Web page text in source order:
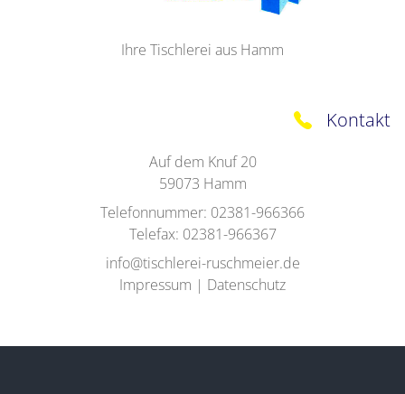
Ihre Tischlerei aus Hamm
Kontakt
Auf dem Knuf 20
59073 Hamm
Telefonnummer: 02381-966366
Telefax: 02381-966367
info@tischlerei-ruschmeier.de
Impressum | Datenschutz